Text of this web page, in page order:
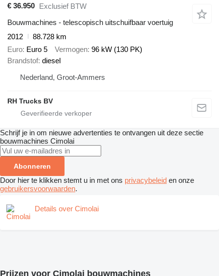
€ 36.950 Exclusief BTW
Bouwmachines - telescopisch uitschuifbaar voertuig
2012
88.728 km
Euro Euro 5 Vermogen 96 kW (130 PK)
Brandstof diesel
Nederland, Groot-Ammers
RH Trucks BV
Schrijf je in om nieuwe advertenties te ontvangen uit deze sectie
bouwmachines Cimolai
Abonneren
Door hier te klikken stemt u in met ons privacybeleid en onze
gebruikersvoorwaarden.
Details over Cimolai
Prijzen voor Cimolai bouwmachines